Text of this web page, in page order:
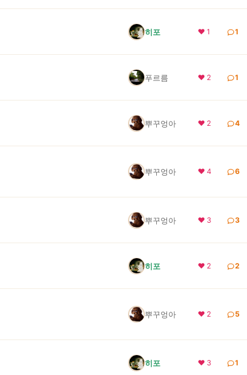
히포 ❤ 1 1
푸르름 ❤ 2 1
뿌꾸엉아 ❤ 2 4
뿌꾸엉아 ❤ 4 6
뿌꾸엉아 ❤ 3 3
히포 ❤ 2 2
뿌꾸엉아 ❤ 2 5
히포 ❤ 3 1